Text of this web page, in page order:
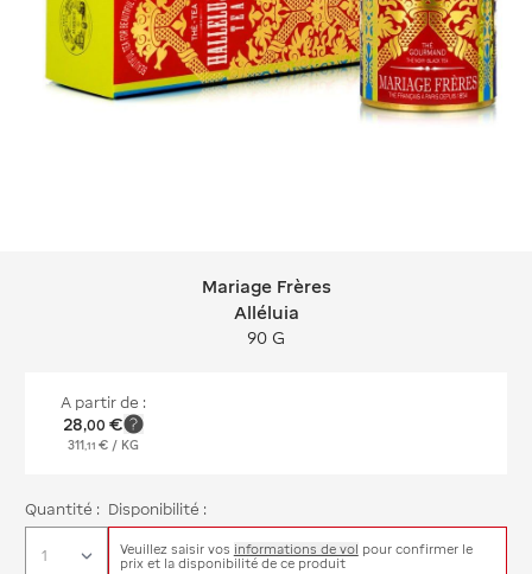
Mariage Frères Alléluia
Mariage Frères
Alléluia
90 G
A partir de :
28,00 €
311,11 € / KG
Quantité : Disponibilité :
Veuillez saisir vos informations de vol pour confirmer le
prix et la disponibilité de ce produit